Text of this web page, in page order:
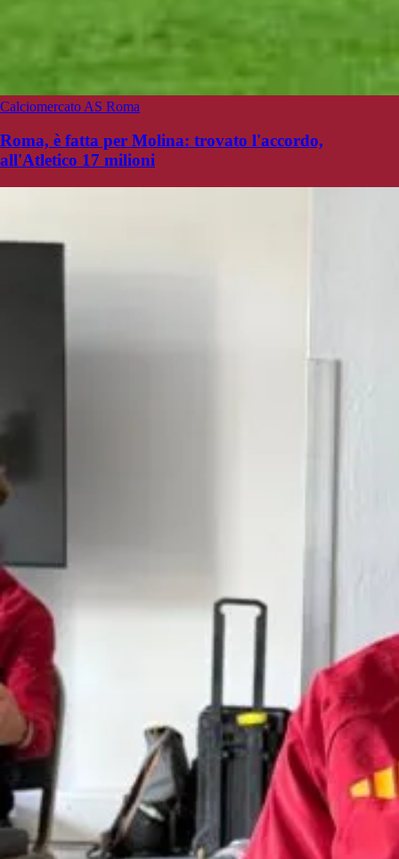
Calciomercato AS Roma
Roma, è fatta per Molina: trovato l'accordo,
all'Atletico 17 milioni